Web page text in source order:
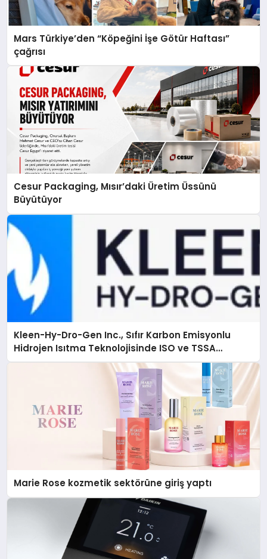
Mars Türkiye’den “Köpeğini İşe Götür Haftası”
çağrısı
Cesur Packaging, Mısır’daki Üretim Üssünü
Büyütüyor
Kleen-Hy-Dro-Gen Inc., Sıfır Karbon Emisyonlu
Hidrojen Isıtma Teknolojisinde ISO ve TSSA
Düzenleyici Onaylarını Aldı
Marie Rose kozmetik sektörüne giriş yaptı